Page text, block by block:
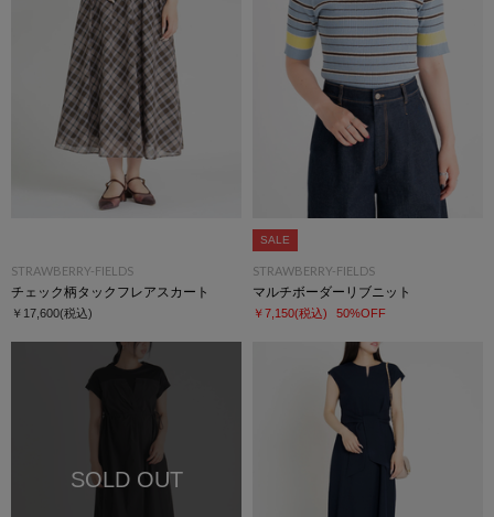
STRAWBERRY-FIELDS
チェック柄タックフレアスカート
￥17,600(税込)
SALE
STRAWBERRY-FIELDS
マルチボーダーリブニット
￥7,150(税込) 50%OFF
SOLD OUT